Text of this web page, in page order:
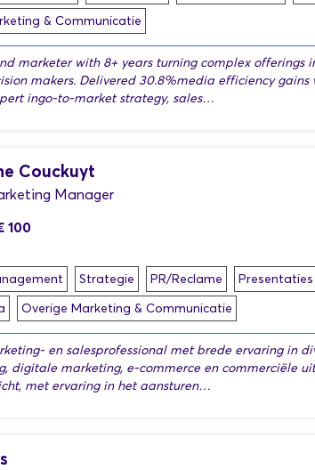
& Communicatie
marketer with 8+ years turning complex offerings
makers. Delivered 30.8%media efficiency gains
ingo-to-market strategy, sales…
Couckuyt
Manager
100
Strategie PR/Reclame Presentaties
Overige Marketing & Communicatie
en salesprofessional met brede ervaring in
digitale marketing, e-commerce en commerciële
met ervaring in het aansturen…